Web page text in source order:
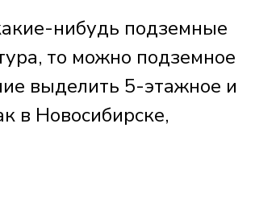
нибудь подземные
то можно подземное
выделить 5-этажное и
в Новосибирске,